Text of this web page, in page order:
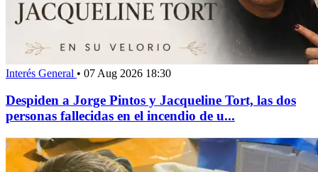
Interés General • 07 Aug 2026 18:30
Despiden a Jorge Pintos y Jacqueline Tort, las dos
personas fallecidas en el incendio de u...